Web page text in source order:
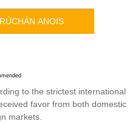
ANOIS
to the strictest international
favor from both domestic
markets.